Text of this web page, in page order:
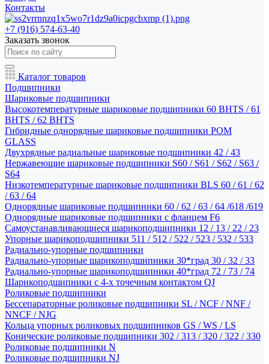
Контакты
+7 (916) 574-63-40
Заказать звонок
Каталог товаров
Подшипники
Шариковые подшипники
Высокотемпературные шариковые подшипники 60 BHTS / 61
BHTS / 62 BHTS
Гибридные однорядные шариковые подшипники POM
GLASS
Двухрядные радиальные шариковые подшипники 42 / 43
Нержавеющие шариковые подшипники S60 / S61 / S62 / S63 /
S64
Низкотемпературные шариковые подшипники BLS 60 / 61 / 62
/ 63 / 64
Однорядные шариковые подшипники 60 / 62 / 63 / 64 /618 /619
Однорядные шариковые подшипники с фланцем F6
Самоустанавливающиеся шарикоподшипники 12 / 13 / 22 / 23
Упорные шарикоподшипники 511 / 512 / 522 / 523 / 532 / 533
Радиально-упорные подшипники
Радиально-упорные шарикоподшипники 30*град 30 / 32 / 33
Радиально-упорные шарикоподшипники 40*град 72 / 73 / 74
Шарикоподшипники с 4-х точечным контактом QJ
Роликовые подшипники
Бессепараторные роликовые подшипники SL / NCF / NNF /
NNCF / NJG
Кольца упорных роликовых подшипников GS / WS / LS
Конические роликовые подшипники 302 / 313 / 320 / 322 / 330
Роликовые подшипники N
Роликовые подшипники NJ